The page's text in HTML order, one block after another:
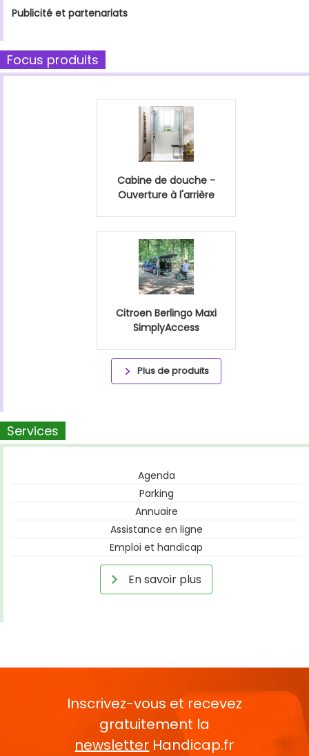
Publicité et partenariats
Focus produits
Cabine de douche -
Ouverture à l'arrière
Citroen Berlingo Maxi
SimplyAccess
Plus de produits
Services
Agenda
Parking
Annuaire
Assistance en ligne
Emploi et handicap
En savoir plus
Inscrivez-vous et recevez
gratuitement la
newsletter Handicap.fr